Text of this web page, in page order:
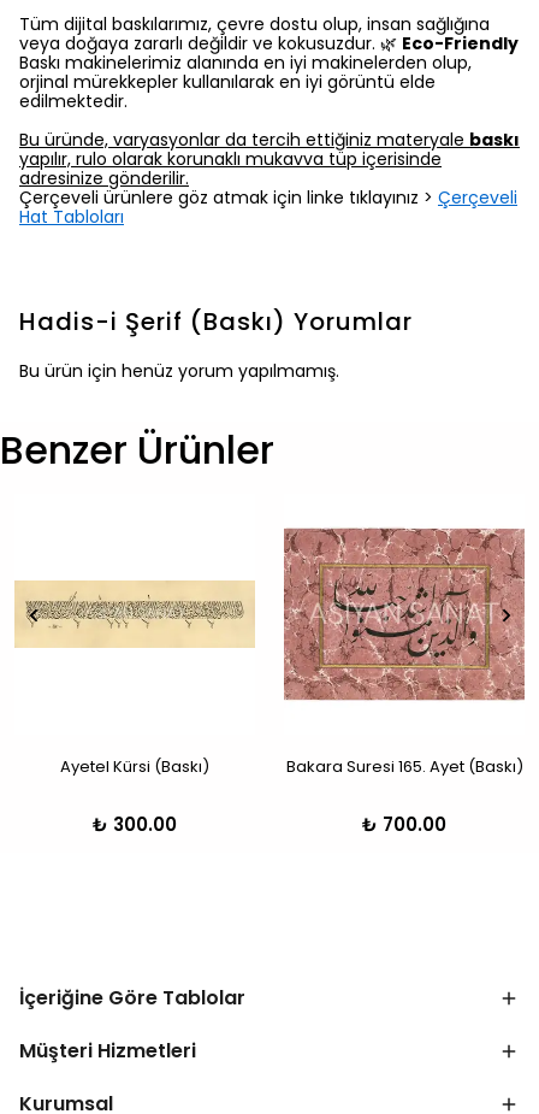
Tüm dijital baskılarımız, çevre dostu olup, insan sağlığına
veya doğaya zararlı değildir ve kokusuzdur. 🌿 Eco-Friendly
Baskı makinelerimiz alanında en iyi makinelerden olup,
orjinal mürekkepler kullanılarak en iyi görüntü elde
edilmektedir.
Bu üründe, varyasyonlar da tercih ettiğiniz materyale baskı
yapılır, rulo olarak korunaklı mukavva tüp içerisinde
adresinize gönderilir.
Çerçeveli ürünlere göz atmak için linke tıklayınız > Çerçeveli
Hat Tabloları
Hadis-i Şerif (Baskı) Yorumlar
Bu ürün için henüz yorum yapılmamış.
Benzer Ürünler
Ayetel Kürsi (Baskı)
₺ 300.00
Bakara Suresi 165. Ayet (Baskı)
₺ 700.00
İçeriğine Göre Tablolar
Müşteri Hizmetleri
Kurumsal